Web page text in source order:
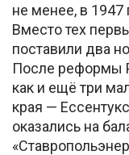
не менее, в 1947
Вместо тех
поставили два
После реформы
как и ещё три
края —
оказались на